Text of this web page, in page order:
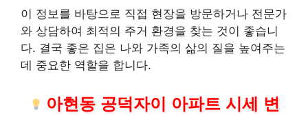
이 정보를 바탕으로 직접 현장을 방문하거나 전문가
와 상담하여 최적의 주거 환경을 찾는 것이 좋습니
다. 결국 좋은 집은 나와 가족의 삶의 질을 높여주는
데 중요한 역할을 합니다.
아현동 공덕자이 아파트 시세 변